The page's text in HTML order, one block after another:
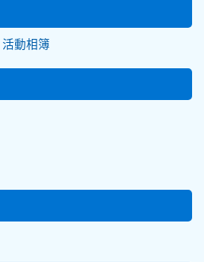
活動相簿